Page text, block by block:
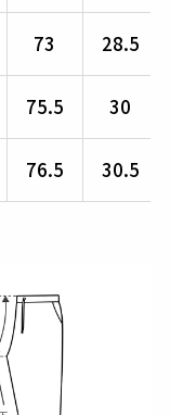
73 28.5
75.5 30
76.5 30.5